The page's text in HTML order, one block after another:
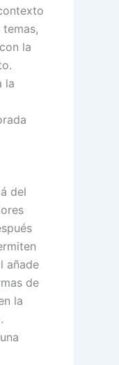
la
la
del
añade
de
la